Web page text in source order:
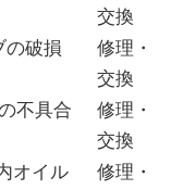
交換
破損
修理・
交換
不具合
修理・
交換
オイル
修理・